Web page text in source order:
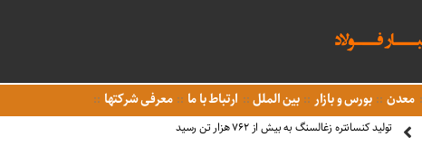
معدن بورس و بازار بین الملل ارتباط با ما معرفی شرکتها
تولید کنسانتره زغالسنگ به بیش از ۷۶۲ هزار تن رسید